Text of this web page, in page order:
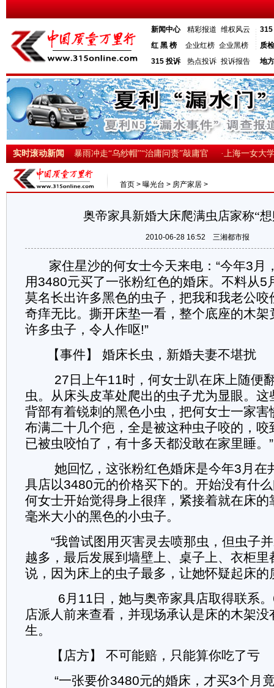
新闻中心 精彩报道 维权风云
红 黑 榜
企业红榜 企业黑榜
315 投诉
热点投诉 投诉报告
315
质
地
实时滚动新闻
(组图) ·武汉暴雨冲走“乌纱帽”“治庸问责”敲庸官 ·上海一女大学
首页 > 曝光台 > 房产家居 >
奥帝家具新婚大床爬满虫店家称“
2010-06-28 16:52 三湘都市报
家住星沙的何女士今天来电：“今年3月
用3480元买了一张粉红色的婚床。不料从5
莫名长出许多黑色的虫子，把我和我老公
奇痒无比。撕开床垫一看，整个底座的木
许多虫子，令人作呕!”
【事件】 婚床长虫，新婚夫妻不堪扰
27日上午11时，何女士趴在床上随便
虫。从床头皮革处爬出的虫子尤为显眼。
背部有着锐刺的黑色小虫，把何女士一家害
布满二十几个疤，全是被这种虫子咬的，
已被虫咬怕了，有十多天都没敢在家里睡。”
她回忆，这张粉红色婚床是今年3月在
具店以3480元的价格买下的。开始没有什
何女士开始觉得身上很痒，紧接着就在床
毫米大小的黑色的小虫子。
“我曾试图用灭害灵去喷那虫，但虫子并
越多，最后发展到墙壁上、桌子上、衣柜里
说，因为床上的虫子最多，让她怀疑起床的
6月11日，她与奥帝家具店取得联系。
店派人前来查看，并现场承认是床的木架
生。
【店方】 不可能赔，只能算你吃了亏
“一张要价3480元的婚床，才买3个月竟